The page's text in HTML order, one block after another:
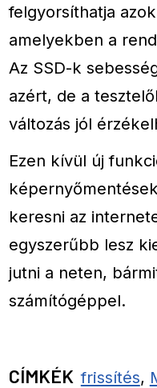
felgyorsíthatja
amelyekben a
Az SSD-k
azért, de a
változás jól
Ezen kívül új
keresni az
egyszerűbb lesz
jutni a neten,
számítógéppel.
CÍMKÉK frissítés,